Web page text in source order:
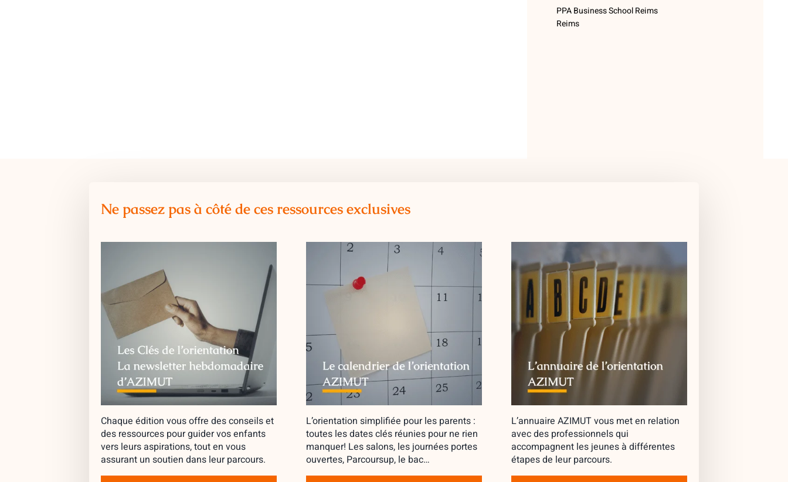
PPA Business School Reims
Reims
Ne passez pas à côté de ces ressources exclusives
Chaque édition vous offre des conseils et
des ressources pour guider vos enfants
vers leurs aspirations, tout en vous
assurant un soutien dans leur parcours.
L’orientation simplifiée pour les parents :
toutes les dates clés réunies pour ne rien
manquer! Les salons, les journées portes
ouvertes, Parcoursup, le bac…
L’annuaire AZIMUT vous met en relation
avec des professionnels qui
accompagnent les jeunes à différentes
étapes de leur parcours.